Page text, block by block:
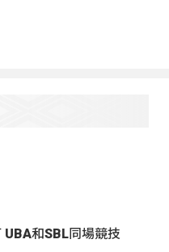
和SBL同場競技